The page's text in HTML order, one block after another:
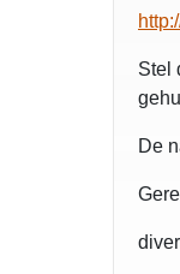
Stel
De